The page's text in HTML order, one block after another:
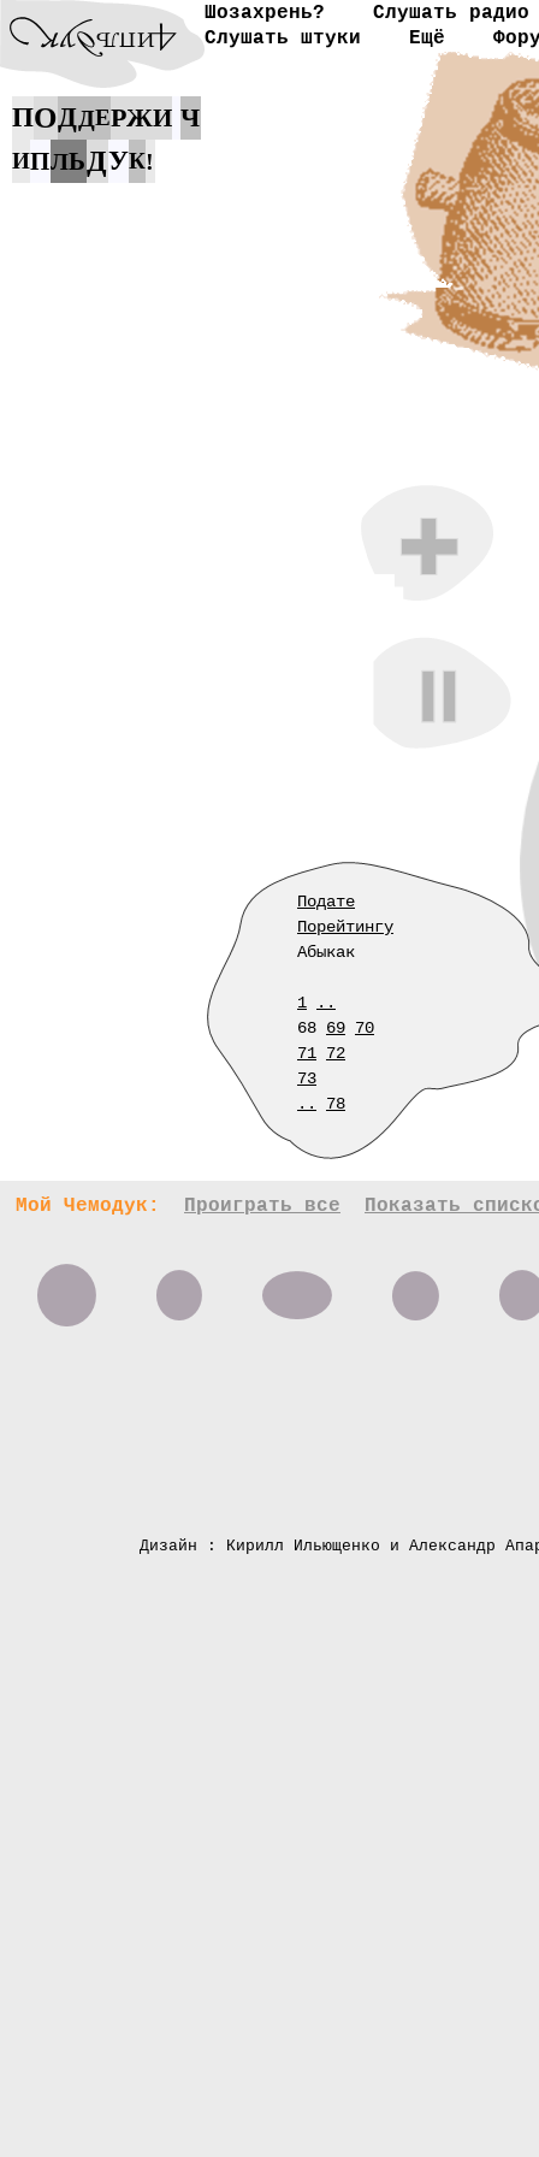
Шозахрень?
Слушать радио
Слушать штуки
Ещё
ПОДДЕРЖИ Ч
ИПЛЬДУК!
Подате
Порейтингу
Абыкак
1
..
68 69 70
71 72
73
..
78
Мой Чемодук: Проиграть все Показать
Дизайн : Кирилл Ильющенко и Александр